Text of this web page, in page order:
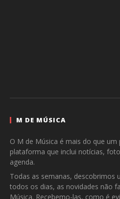
M DE MÚSICA
O M de Música é mais do que
plataforma que inclui notícias,
agenda.
Todas as semanas, descobrimos
todos os dias, as novidades não
Música. Recebemo-las, como é